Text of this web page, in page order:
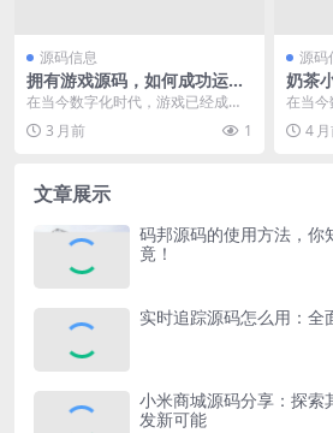
源码信息
拥有游戏源码，如何成功运行
游戏的实用指南
在当今数字化时代，游戏已经成为
人们生活中不可或缺的娱乐方式之
一。有时候，我们可能...
3 月前 1
源码
奶茶
启奶
在当今
紧跟
供更加
4
文章展示
码邦源码的使用方法，你
竟！
实时追踪源码怎么用：全
小米商城源码分享：探索
发新可能